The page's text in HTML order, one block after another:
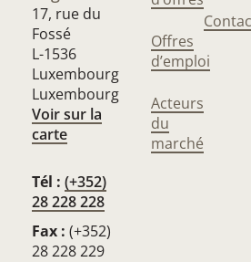
17, rue du
Fossé
L-1536
Luxembourg
Luxembourg
Voir sur la
carte
Tél : (+352)
28 228 228
Fax : (+352)
28 228 229
Offres
d’emploi
Acteurs
du
marché